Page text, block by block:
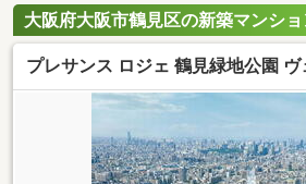
大阪府大阪市鶴見区の新築マンシ
プレサンス ロジェ 鶴見緑地公園